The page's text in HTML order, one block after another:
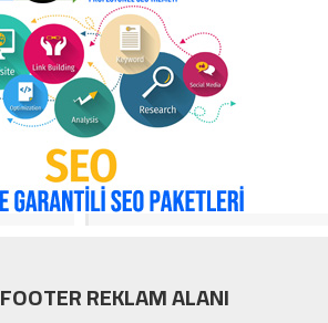
Bursaspor
Ekonomi
Köşe Yazarları
Video Galeri
REKLAM ALANI